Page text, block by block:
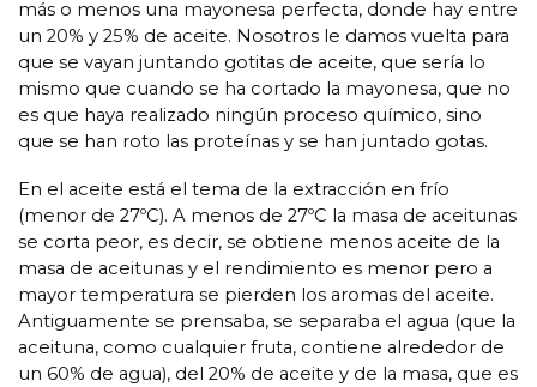
más o menos una mayonesa perfecta, donde hay entre
un 20% y 25% de aceite. Nosotros le damos vuelta para
que se vayan juntando gotitas de aceite, que sería lo
mismo que cuando se ha cortado la mayonesa, que no
es que haya realizado ningún proceso químico, sino
que se han roto las proteínas y se han juntado gotas.
En el aceite está el tema de la extracción en frío
(menor de 27ºC). A menos de 27ºC la masa de aceitunas
se corta peor, es decir, se obtiene menos aceite de la
masa de aceitunas y el rendimiento es menor pero a
mayor temperatura se pierden los aromas del aceite.
Antiguamente se prensaba, se separaba el agua (que la
aceituna, como cualquier fruta, contiene alrededor de
un 60% de agua), del 20% de aceite y de la masa, que es